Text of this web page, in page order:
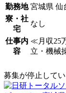
勤務地 宮城県 仙
寮・社
宅
なし
仕事内
容
≪月収25
立・機械
募集が停止して